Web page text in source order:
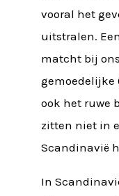
vooral het
uitstralen.
matcht bij
ook het ruwe
zitten niet in
Scandinavië
In